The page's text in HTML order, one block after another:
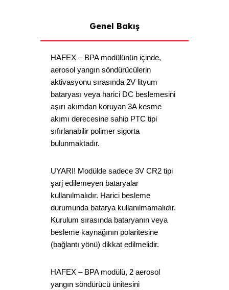
Genel Bakış
HAFEX – BPA modülünün içinde,
aerosol yangın söndürücülerin
aktivasyonu sırasında 2V lityum
bataryası veya harici DC beslemesini
aşırı akımdan koruyan 3A kesme
akımı derecesine sahip PTC tipi
sıfırlanabilir polimer sigorta
bulunmaktadır.
UYARI! Modülde sadece 3V CR2 tipi
şarj edilemeyen bataryalar
kullanılmalıdır. Harici besleme
durumunda batarya kullanılmamalıdır.
Kurulum sırasında bataryanın veya
besleme kaynağının polaritesine
(bağlantı yönü) dikkat edilmelidir.
HAFEX – BPA modülü, 2 aerosol
yangın söndürücü ünitesini